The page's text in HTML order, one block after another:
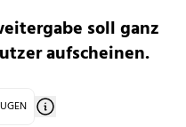
soll ganz
aufscheinen.